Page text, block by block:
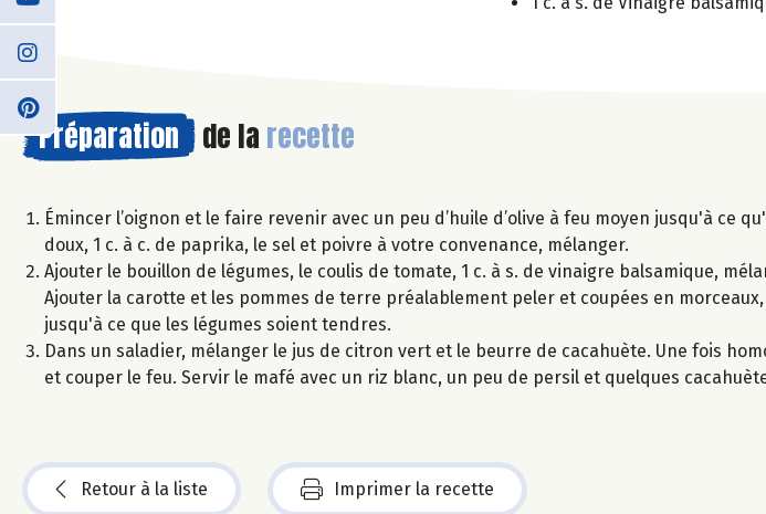
Préparation de la recette
Émincer l’oignon et le faire revenir avec un peu d’huile d’olive à feu moyen jusqu'à ce
doux, 1 c. à c. de paprika, le sel et poivre à votre convenance, mélanger.
Ajouter le bouillon de légumes, le coulis de tomate, 1 c. à s. de vinaigre balsamique,
Ajouter la carotte et les pommes de terre préalablement peler et coupées en
jusqu'à ce que les légumes soient tendres.
Dans un saladier, mélanger le jus de citron vert et le beurre de cacahuète. Une fois
et couper le feu. Servir le mafé avec un riz blanc, un peu de persil et quelques
Retour à la liste Imprimer la recette